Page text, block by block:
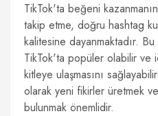
TikTok'ta beğeni
takip etme, doğru hashtag
kalitesine dayanmaktadır.
TikTok'ta popüler olabilir ve
kitleye ulaşmasını
olarak yeni fikirler üretmek
bulunmak önemlidir.